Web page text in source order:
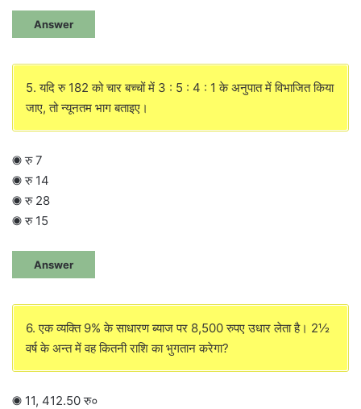
Answer
5. यदि रु 182 को चार बच्चों में 3 : 5 : 4 : 1 के अनुपात में विभाजित किया
जाए, तो न्यूनतम भाग बताइए।
◉ रु 7
◉ रु 14
◉ रु 28
◉ रु 15
Answer
6. एक व्यक्ति 9% के साधारण ब्याज पर 8,500 रुपए उधार लेता है। 2½
वर्ष के अन्त में वह कितनी राशि का भुगतान करेगा?
◉ 11, 412.50 रु०